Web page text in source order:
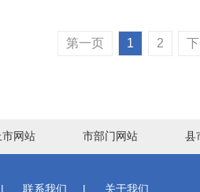
第一页 1 2
网站 市部门网站 县
| 联系我们 | 关于我们